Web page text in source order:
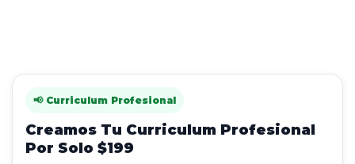
📢 Curriculum Profesional
Creamos Tu Curriculum Profesional
Por Solo $199